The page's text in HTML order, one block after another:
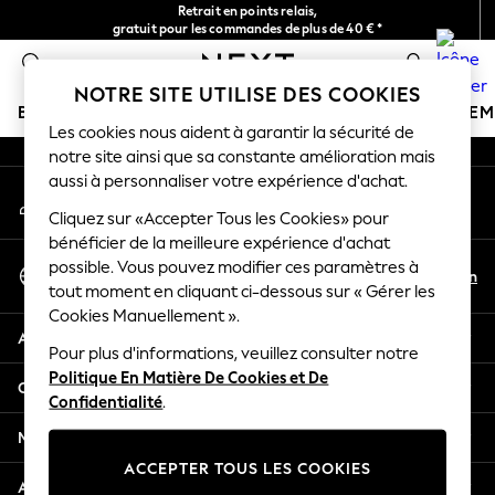
Retrait en points relais,
gratuit pour les commandes de plus de 40 € *
Livraison en 2-3 jours ouvrés*
BOUTIQUE VACANCES
HOLIDAY SHOP
Women's Holiday Shop
All Swimwear
All Beachwear
Bags & Accessories
Beach Dresses & Kaftans
Dresses
Flip Flops
Sliders
Jumpsuits & Playsuits
Linen Collection
Sandals
An error occurred on client
Nos réseaux sociaux
Mon compte
Connexion à votre compte
Sélectionnez Votre Langue
Français
En
Aide
Confidentialité et mentions légales
Ministères
Autres services
NOTRE SITE UTILISE DES COOKIES
Les cookies nous aident à garantir la sécurité de
notre site ainsi que sa constante amélioration mais
aussi à personnaliser votre expérience d'achat.
Cliquez sur «Accepter Tous les Cookies» pour
bénéficier de la meilleure expérience d'achat
possible. Vous pouvez modifier ces paramètres à
tout moment en cliquant ci-dessous sur « Gérer les
Cookies Manuellement ».
Pour plus d'informations, veuillez consulter notre
Politique En Matière De Cookies et De
Confidentialité.
ACCEPTER TOUS LES COOKIES